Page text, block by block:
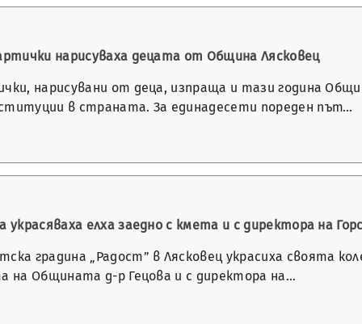
нарисуваха децата от Община Лясковец
нарисувани от деца, изпраща и тази година
в страната. За единадесети пореден път…
украсяваха елха заедно с кмета и с директора на
градина „Радост” в Лясковец украсиха своята
на Общината д-р Гецова и с директора на…